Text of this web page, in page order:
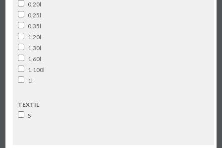
0,20l
0,25l
0,35l
1,20l
1,30l
1,60l
1.100l
1l
TEXTIL
S